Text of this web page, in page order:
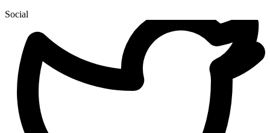
Social